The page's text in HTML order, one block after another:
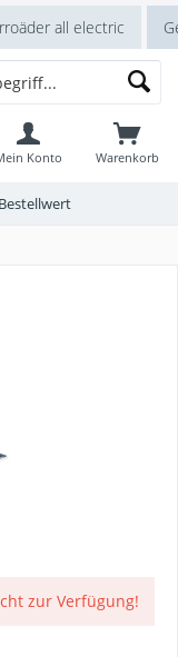
all electric
Warenkorb
Konto
zur Verfügung!